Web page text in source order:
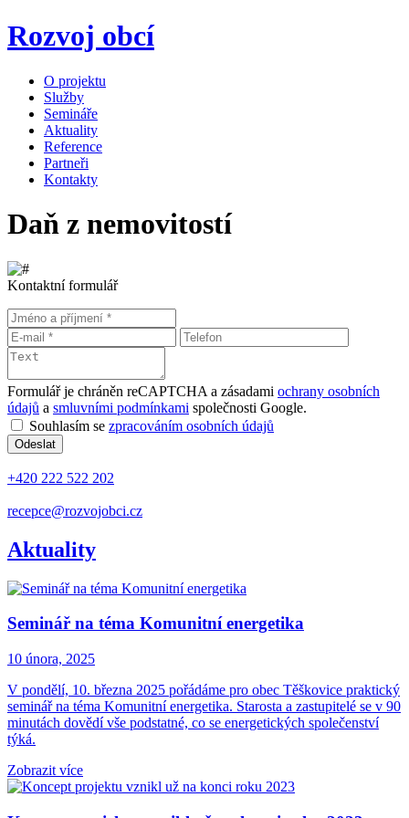
Rozvoj obcí
O projektu
Služby
Semináře
Aktuality
Reference
Partneři
Kontakty
Daň z nemovitostí
Kontaktní formulář
Formulář je chráněn reCAPTCHA a zásadami ochrany osobních
údajů a smluvními podmínkami společnosti Google.
Souhlasím se zpracováním osobních údajů
Odeslat
+420 222 522 202
recepce@rozvojobci.cz
Aktuality
Seminář na téma Komunitní energetika
10 února, 2025
V pondělí, 10. března 2025 pořádáme pro obec Těškovice praktický
seminář na téma Komunitní energetika. Starosta a zastupitelé se v 90
minutách dovědí vše podstatné, co se energetických společenství
týká.
Zobrazit více